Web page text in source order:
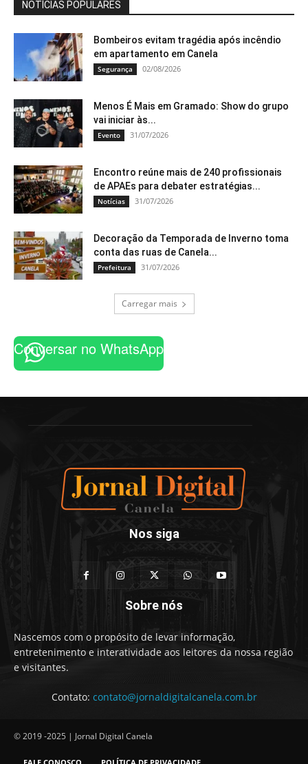
NOTÍCIAS POPULARES
Bombeiros evitam tragédia após incêndio
em apartamento em Canela
Segurança 02/08/2026
Menos É Mais em Gramado: Show do grupo
vai iniciar às...
Evento 31/07/2026
Encontro reúne mais de 240 profissionais
de APAEs para debater estratégias...
Notícias 31/07/2026
Decoração da Temporada de Inverno toma
conta das ruas de Canela...
Prefeitura 31/07/2026
Carregar mais
Conversar no WhatsApp
Nos siga
Sobre nós
Nascemos com o propósito de levar informação,
entretenimento e interatividade aos leitores da nossa região
e visitantes.
Contato: contato@jornaldigitalcanela.com.br
© 2019 -2025 | Jornal Digital Canela